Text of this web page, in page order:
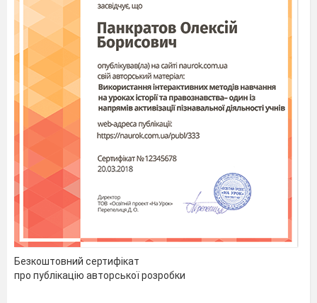
Безкоштовний сертифікат
про публікацію авторської розробки